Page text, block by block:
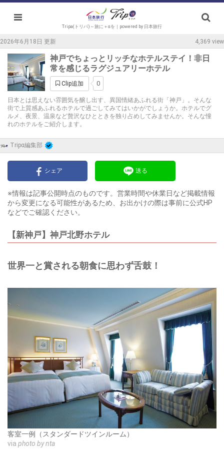
Tripa(トリパ)～旅に＋αを｜powered by 日本旅行
2026年6月18日 更新 4,369 view
神戸でちょっとリッチなホテルステイ！非日
常を感じるラグジュアリーホテル
Clip追加 0
日本とは思えない雰囲気を醸し出す、異国情緒あふれる街「神戸」。そんな
街で上質感あふれるホテルで過ごしてみてはいかがでしょうか。ホテルでグ
ルメ、夜景、温泉など贅沢なひとときを独り占めしてみませんか。そんな憧
れのホテルをご紹介します。
Tripα編集部
シェア 送る
※情報は記事公開時点のものです。営業時間や休業日など掲載情報
から変更になる可能性があるため、お出かけの際は事前に公式HP
などでご確認ください。
【新神戸】神戸北野ホテル
世界一と賞される朝食に思わず舌鼓！
客室一例（スタンダードツインルーム）
via photo by nta